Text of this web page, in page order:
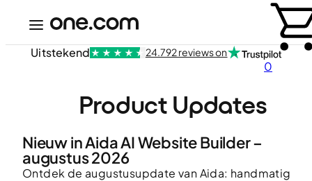
0
Uitstekend 24.792 reviews on
Product Updates
Nieuw in Aida AI Website Builder –
augustus 2026
Ontdek de augustusupdate van Aida: handmatig